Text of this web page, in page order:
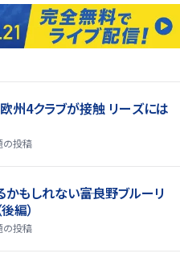
州4クラブが接触 リーズには
の投稿
もしれない――富良野ブルーリ
編）
の投稿